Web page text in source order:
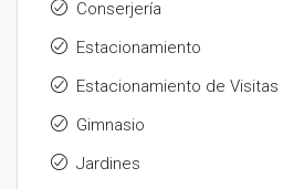
Conserjería
Estacionamiento
Estacionamiento de Visitas
Gimnasio
Jardines